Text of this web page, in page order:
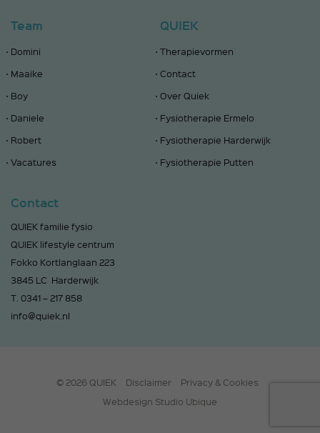
Team
Domini
Maaike
Boy
Daniele
Robert
Vacatures
QUIEK
Therapievormen
Contact
Over Quiek
Fysiotherapie Ermelo
Fysiotherapie Harderwijk
Fysiotherapie Putten
Contact
QUIEK familie fysio
QUIEK lifestyle centrum
Fokko Kortlanglaan 223
3845 LC Harderwijk
T. 0341 – 217 858
info@quiek.nl
© 2026 QUIEK Disclaimer
Privacy & Cookies
Webdesign Studio Ubique